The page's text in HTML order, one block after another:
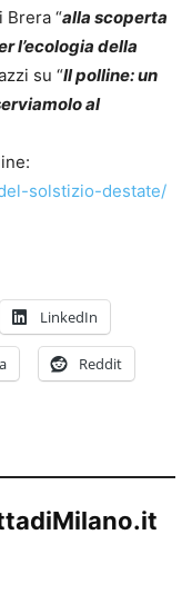
Brera “alla scoperta
l’ecologia della
su “Il polline: un
al
solstizio-destate/
LinkedIn
Reddit